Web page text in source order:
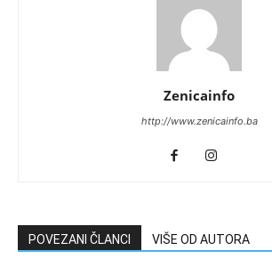
Zenicainfo
http://www.zenicainfo.ba
POVEZANI ČLANCI VIŠE OD AUTORA